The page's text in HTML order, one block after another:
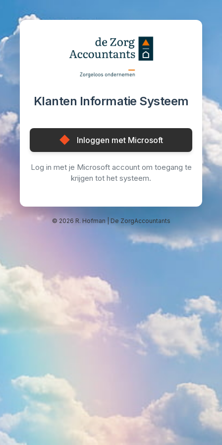
Klanten Informatie Systeem
Inloggen met Microsoft
Log in met je Microsoft account om toegang te
krijgen tot het systeem.
© 2026 R. Hofman | De ZorgAccountants